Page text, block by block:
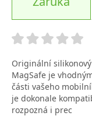
Originální
MagSafe je
části vašeho
je dokonale
rozpozná i prec